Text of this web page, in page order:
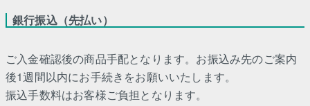
銀行振込（先払い）
ご入金確認後の商品手配となります。お振込み先のご案内
後1週間以内にお手続きをお願いいたします。
振込手数料はお客様ご負担となります。